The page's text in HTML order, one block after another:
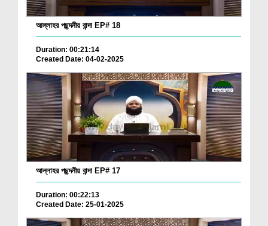
আল্লাহর পছন্দনীয় বান্দা EP# 18
Duration: 00:21:14
Created Date: 04-02-2025
আল্লাহর পছন্দনীয় বান্দা EP# 17
Duration: 00:22:13
Created Date: 25-01-2025